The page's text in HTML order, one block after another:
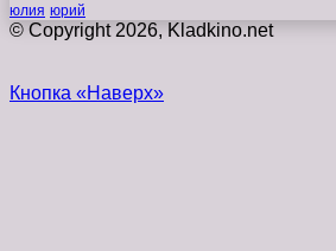
юлия юрий
© Copyright 2026, Kladkino.net
Кнопка «Наверх»